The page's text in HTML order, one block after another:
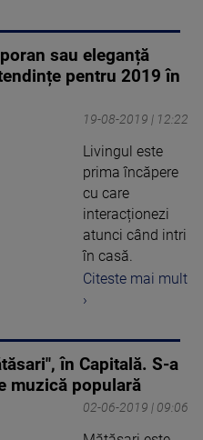
sau eleganță
pentru 2019 în
19-08-2019 | 12:22
Livingul este
prima încăpere
cu care
interacționezi
atunci când intri
în casă.
Citeste mai mult
›
în Capitală. S-a
muzică populară
02-06-2019 | 09:06